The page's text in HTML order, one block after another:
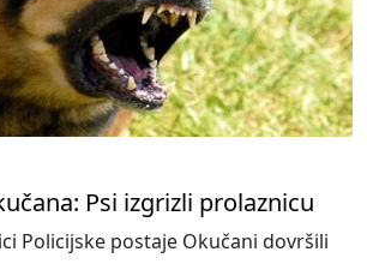
Psi izgrizli prolaznicu
Policijske postaje Okučani dovršili